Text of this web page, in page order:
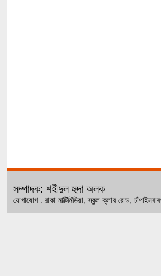
সম্পাদক: শহীদুল হুদা অলক
যোগাযোগ : রাকা মাল্টিমিডিয়া, স্কুল ক্লাব রোড,